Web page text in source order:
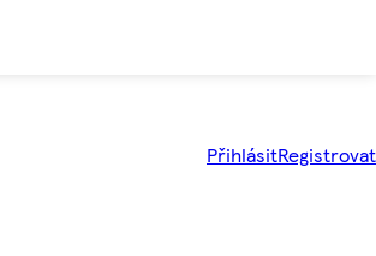
PřihlásitRegistrovat